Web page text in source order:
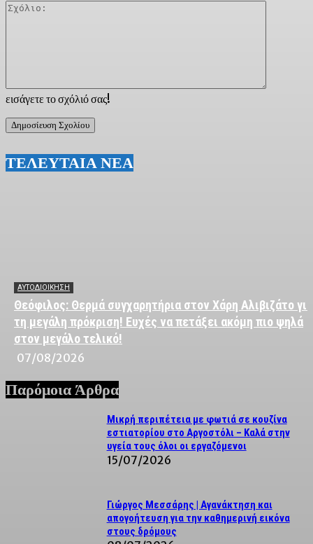
εισάγετε το σχόλιό σας!
ΤΕΛΕΥΤΑΙΑ ΝΕΑ
ΑΥΤΟΔΙΟΙΚΗΣΗ
Θεόφιλος: Θερμά συγχαρητήρια στον Χάρη Αλιβιζάτο για
τη μεγάλη πρόκριση! Ευχές να πετάξει ακόμη πιο ψηλά
στον μεγάλο τελικό!
07/08/2026
Παρόμοια Άρθρα
Μικρή περιπέτεια με φωτιά σε κουζίνα
εστιατορίου στο Αργοστόλι – Καλά στην
υγεία τους όλοι οι εργαζόμενοι
15/07/2026
Γιώργος Μεσσάρης | Αγανάκτηση και
απογοήτευση για την καθημερινή εικόνα
στους δρόμους